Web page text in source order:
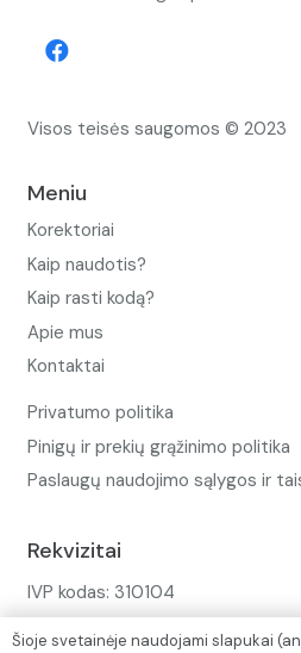
Visos teisės saugomos © 2023
Meniu
Korektoriai
Kaip naudotis?
Kaip rasti kodą?
Apie mus
Kontaktai
Privatumo politika
Pinigų ir prekių grąžinimo politika
Paslaugų naudojimo sąlygos ir
Rekvizitai
IVP kodas: 310104
Šioje svetainėje naudojami slapukai